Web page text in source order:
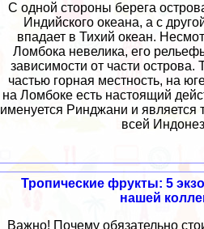
С одной стороны берега
Индийского океана, а с
впадает в Тихий океан.
Ломбока невелика, его
зависимости от части
частью горная местность, на
на Ломбоке есть настоящий
именуется Ринджани и является
всей
Тропические фрукты: 5
нашей
Важно! Почему обязательно